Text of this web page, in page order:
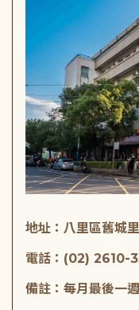
地址：八里區舊城
電話：(02) 2610-
備註：每月最後一